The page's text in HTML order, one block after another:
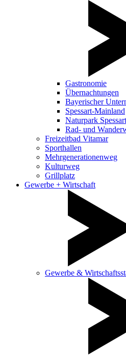
Gastronomie
Übernachtungen
Bayerischer
Spessart-Mainland
Naturpark Spessart
Rad- und
Freizeitbad Vitamar
Sporthallen
Mehrgenerationenweg
Kulturweg
Grillplatz
Gewerbe + Wirtschaft
Gewerbe &